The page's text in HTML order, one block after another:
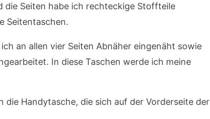
die Seiten habe ich rechteckige Stoffteile
Seitentaschen.
an allen vier Seiten Abnäher eingenäht sowie
In diese Taschen werde ich meine
die Handytasche, die sich auf der Vorderseite der